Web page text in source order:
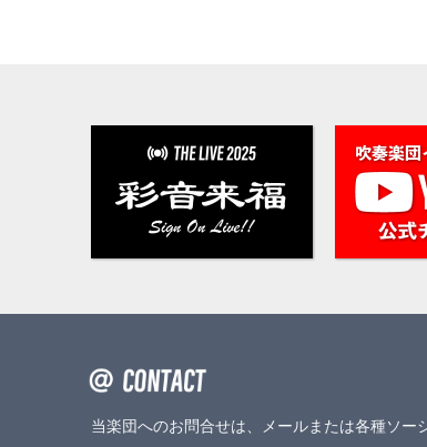
当楽団へのお問合せは、メールまたは各種ソー